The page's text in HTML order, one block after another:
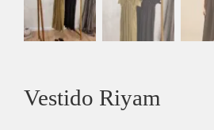
Vestido Riyam